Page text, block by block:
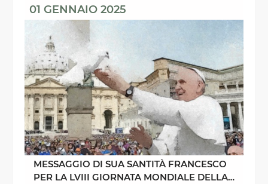
01 GENNAIO 2025
MESSAGGIO DI SUA SANTITÀ FRANCESCO
PER LA LVIII GIORNATA MONDIALE DELLA